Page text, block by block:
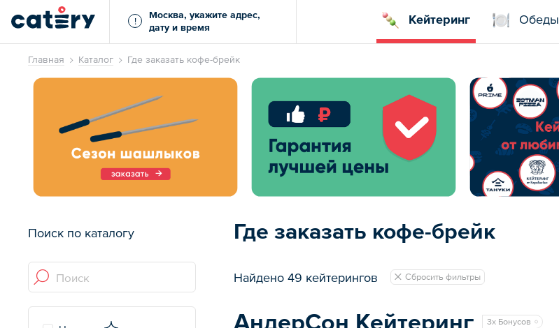
!
Москва, укажите адрес,
дату и время
Кейтеринг Обеды
Главная Каталог Где заказать кофе-брейк
Поиск по каталогу Где заказать кофе-брейк
Найдено 49 кейтерингов Сбросить фильтры
АндерСон Кейтеринг 3x Бонусов